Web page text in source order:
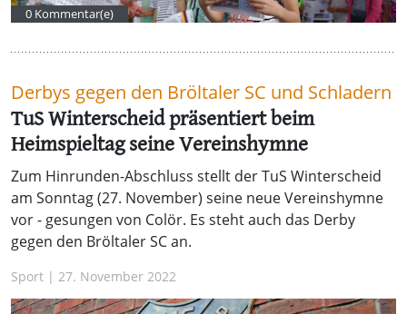
0 Kommentar(e)
Derbys gegen den Bröltaler SC und Schladern
TuS Winterscheid präsentiert beim
Heimspieltag seine Vereinshymne
Zum Hinrunden-Abschluss stellt der TuS Winterscheid
am Sonntag (27. November) seine neue Vereinshymne
vor - gesungen von Colör. Es steht auch das Derby
gegen den Bröltaler SC an.
Sport | 27. November 2022